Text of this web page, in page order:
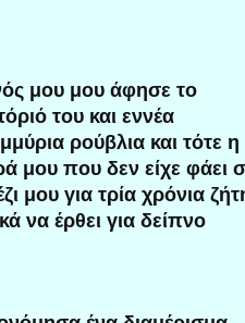
μου μου άφησε το
του και εννέα
ρούβλια και τότε η
μου που δεν είχε φάει
μου για τρία χρόνια
να έρθει για δείπνο